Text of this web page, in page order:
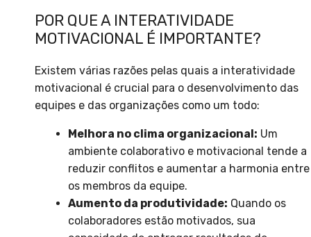
POR QUE A INTERATIVIDADE
MOTIVACIONAL É IMPORTANTE?
Existem várias razões pelas quais a interatividade
motivacional é crucial para o desenvolvimento das
equipes e das organizações como um todo:
Melhora no clima organizacional: Um
ambiente colaborativo e motivacional tende a
reduzir conflitos e aumentar a harmonia entre
os membros da equipe.
Aumento da produtividade: Quando os
colaboradores estão motivados, sua